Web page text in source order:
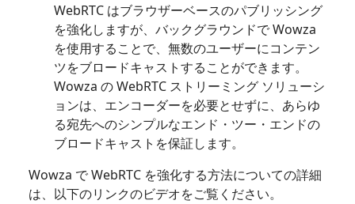
WebRTC はブラウザーベースのパブリッシング
を強化しますが、バックグラウンドで Wowza
を使用することで、無数のユーザーにコンテン
ツをブロードキャストすることができます。
Wowza の WebRTC ストリーミング ソリューシ
ョンは、エンコーダーを必要とせずに、あらゆ
る宛先へのシンプルなエンド・ツー・エンドの
ブロードキャストを保証します。
Wowza で WebRTC を強化する方法についての詳細
は、以下のリンクのビデオをご覧ください。